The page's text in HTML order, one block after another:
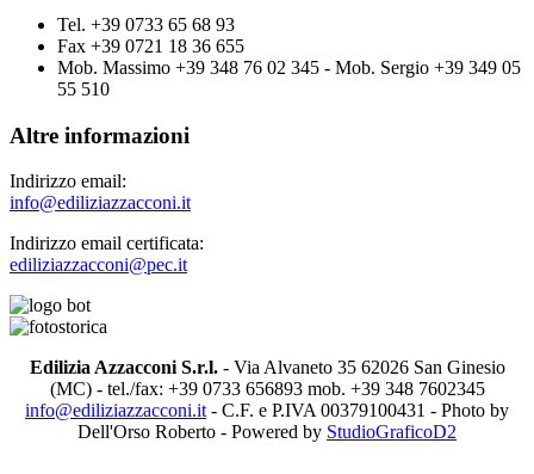
Tel. +39 0733 65 68 93
Fax +39 0721 18 36 655
Mob. Massimo +39 348 76 02 345 - Mob. Sergio +39 349 05
55 510
Altre informazioni
Indirizzo email:
info@ediliziazzacconi.it
Indirizzo email certificata:
ediliziazzacconi@pec.it
Edilizia Azzacconi S.r.l.- Via Alvaneto 35 62026 San Ginesio
(MC) - tel./fax: +39 0733 656893 mob. +39 348 7602345
info@ediliziazzacconi.it- C.F. e P.IVA 00379100431 - Photo by
Dell'Orso Roberto - Powered by StudioGraficoD2